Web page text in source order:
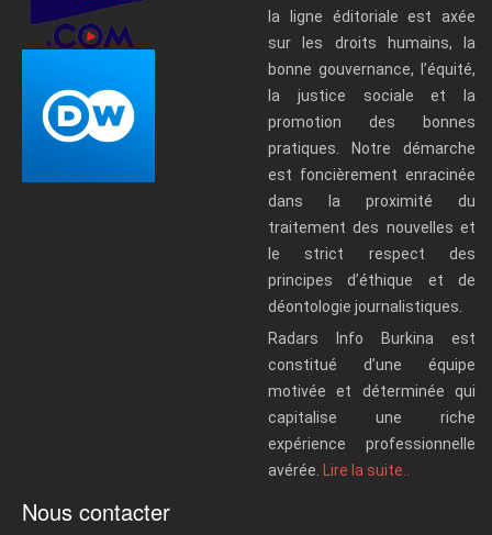
la ligne éditoriale est axée
sur les droits humains, la
bonne gouvernance, l’équité,
la justice sociale et la
promotion des bonnes
pratiques. Notre démarche
est foncièrement enracinée
dans la proximité du
traitement des nouvelles et
le strict respect des
principes d’éthique et de
déontologie journalistiques.
Radars Info Burkina est
constitué d’une équipe
motivée et déterminée qui
capitalise une riche
expérience professionnelle
avérée.
Lire la suite..
Nous contacter